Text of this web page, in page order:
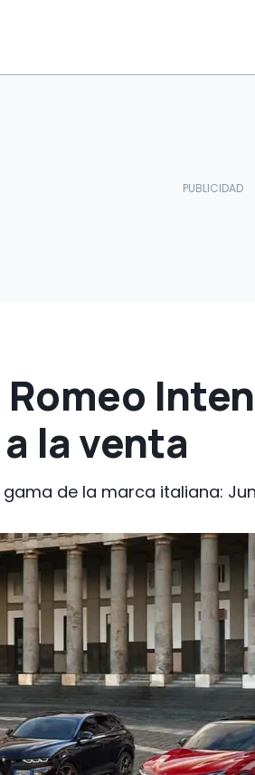
la venta
de la marca italiana: